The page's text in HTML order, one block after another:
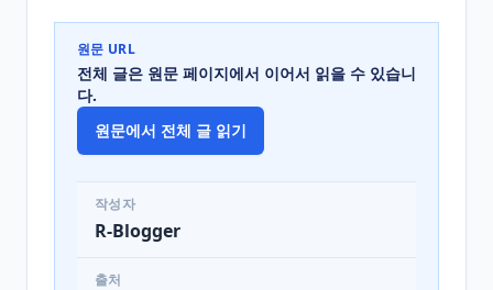
원문 URL
전체 글은 원문 페이지에서 이어서 읽을 수 있습니
다.
원문에서 전체 글 읽기
작성자
R-Blogger
출처